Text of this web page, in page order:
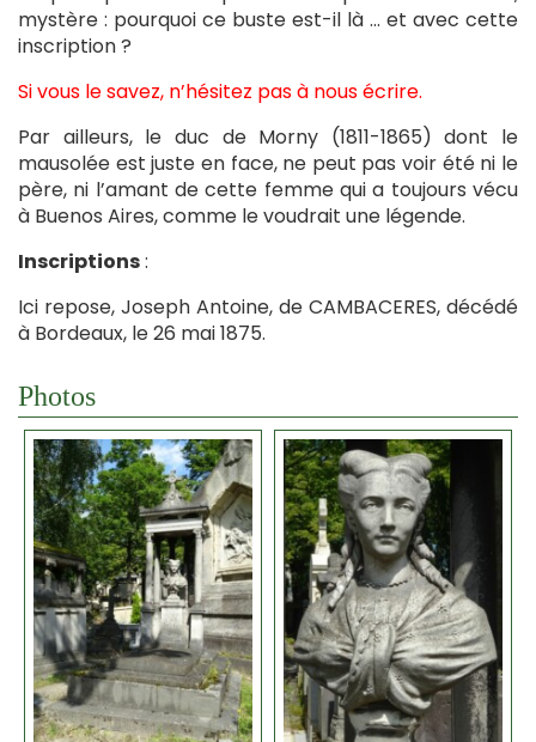
mystère : pourquoi ce buste est-il là … et avec cette
inscription ?
Si vous le savez, n’hésitez pas à nous écrire.
Par ailleurs, le duc de Morny (1811-1865) dont le
mausolée est juste en face, ne peut pas voir été ni le
père, ni l’amant de cette femme qui a toujours vécu
à Buenos Aires, comme le voudrait une légende.
Inscriptions:
Ici repose, Joseph Antoine, de CAMBACERES, décédé
à Bordeaux, le 26 mai 1875.
Photos